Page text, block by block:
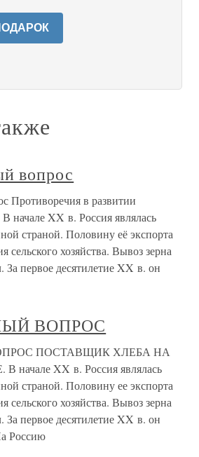
вопрос
Противоречия в развитии
В начале XX в. Россия являлась
страной. Половину её экспорта
сельского хозяйства. Вывоз зерна
За первое десятилетие XX в. он
ВОПРОС
ПОСТАВЩИК ХЛЕБА НА
XX в. Россия являлась
страной. Половину ее экспорта
сельского хозяйства. Вывоз зерна
За первое десятилетие XX в. он
Россию